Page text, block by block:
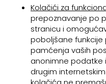
Kolačići za
prepoznavanje po
stranicu i
poboljšane
pamćenja vaših
anonimne podatke
drugim